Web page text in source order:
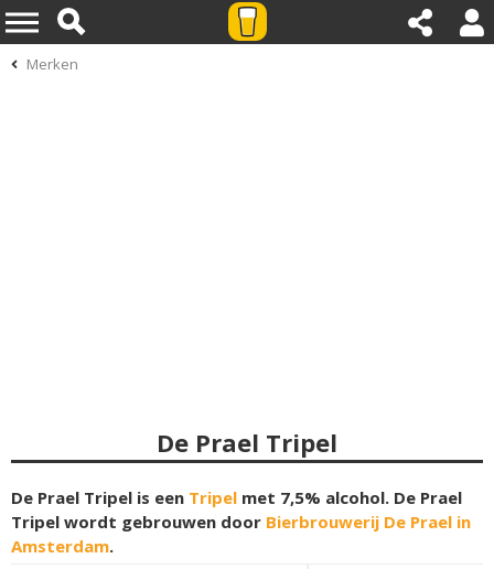
Merken
De Prael Tripel
De Prael Tripel is een Tripel met 7,5% alcohol. De Prael
Tripel wordt gebrouwen door Bierbrouwerij De Prael in
Amsterdam.